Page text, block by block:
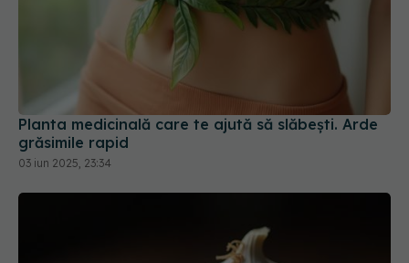
Planta medicinală care te ajută să slăbești. Arde
grăsimile rapid
03 iun 2025, 23:34